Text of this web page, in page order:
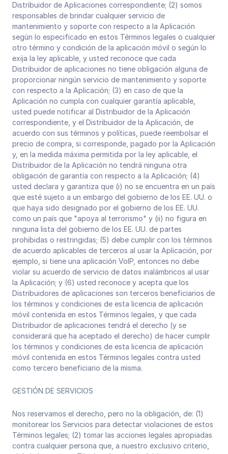
Distribuidor de Aplicaciones correspondiente; (2) somos
responsables de brindar cualquier servicio de
mantenimiento y soporte con respecto a la Aplicación
según lo especificado en estos Términos legales o cualquier
otro término y condición de la aplicación móvil o según lo
exija la ley aplicable, y usted reconoce que cada
Distribuidor de aplicaciones no tiene obligación alguna de
proporcionar ningún servicio de mantenimiento y soporte
con respecto a la Aplicación; (3) en caso de que la
Aplicación no cumpla con cualquier garantía aplicable,
usted puede notificar al Distribuidor de la Aplicación
correspondiente, y el Distribuidor de la Aplicación, de
acuerdo con sus términos y políticas, puede reembolsar el
precio de compra, si corresponde, pagado por la Aplicación
y, en la medida máxima permitida por la ley aplicable, el
Distribuidor de la Aplicación no tendrá ninguna otra
obligación de garantía con respecto a la Aplicación; (4)
usted declara y garantiza que (i) no se encuentra en un país
que esté sujeto a un embargo del gobierno de los EE. UU. o
que haya sido designado por el gobierno de los EE. UU.
como un país que "apoya al terrorismo" y (ii) no figura en
ninguna lista del gobierno de los EE. UU. de partes
prohibidas o restringidas; (5) debe cumplir con los términos
de acuerdo aplicables de terceros al usar la Aplicación, por
ejemplo, si tiene una aplicación VoIP, entonces no debe
violar su acuerdo de servicio de datos inalámbricos al usar
la Aplicación; y (6) usted reconoce y acepta que los
Distribuidores de aplicaciones son terceros beneficiarios de
los términos y condiciones de esta licencia de aplicación
móvil contenida en estos Términos legales, y que cada
Distribuidor de aplicaciones tendrá el derecho (y se
considerará que ha aceptado el derecho) de hacer cumplir
los términos y condiciones de esta licencia de aplicación
móvil contenida en estos Términos legales contra usted
como tercero beneficiario de la misma.
GESTIÓN DE SERVICIOS
Nos reservamos el derecho, pero no la obligación, de: (1)
monitorear los Servicios para detectar violaciones de estos
Términos legales; (2) tomar las acciones legales apropiadas
contra cualquier persona que, a nuestro exclusivo criterio,